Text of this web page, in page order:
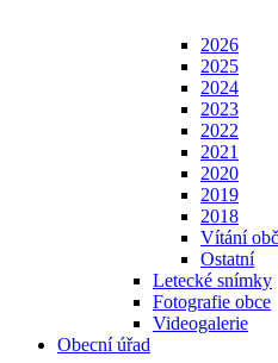
2026
2025
2024
2023
2022
2021
2020
2019
2018
Vítání
Ostatní
Letecké snímky
Fotografie obce
Videogalerie
Obecní úřad